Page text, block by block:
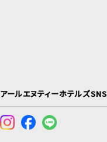
アールエヌティーホテルズSNS